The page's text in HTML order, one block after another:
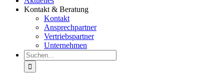
Kontakt & Beratung
Kontakt
Ansprechpartner
Vertriebspartner
Unternehmen
Suche
nach: